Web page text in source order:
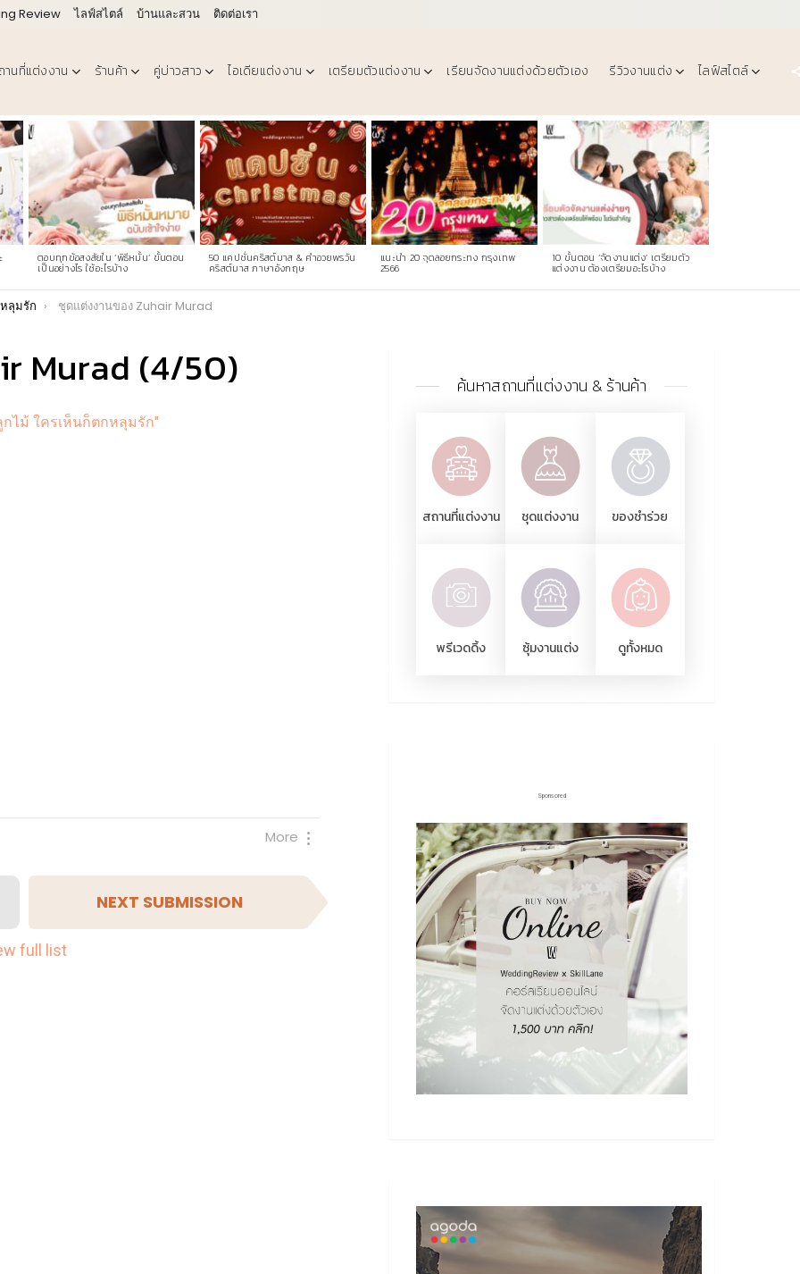
Review ไลฟ์สไตล์ บ้านและสวน ติดต่อเรา
านที่แต่งงาน ร้านค้า คู่บ่าวสาว ไอเดียแต่งงาน เตรียมตัวแต่งงาน เรียนจัดงานแต่งด้วยตัวเอง รีวิวงานแต่ง ไลฟ์สไตล์
ตอบทุกข้อสงสัยใน ‘พิธีหมั้น’ ขั้นตอน
เป็นอย่างไร ใช้อะไรบ้าง
50 แคปชั่นคริสต์มาส & คําอวยพรวัน
คริสต์มาส ภาษาอังกฤษ
แนะนำ 20 จุดลอยกระทง กรุงเทพ
2566
10 ขั้นตอน ‘จัดงานแต่ง’ เตรียมตัว
แต่งงาน ต้องเตรียมอะไรบ้าง
ลุมรัก ชุดแต่งงานของ Zuhair Murad
Murad (4/50)
ไม้ ใครเห็นก็ตกหลุมรัก"
More
NEXT SUBMISSION
full list
ค้นหาสถานที่แต่งงาน & ร้านค้า
สถานที่แต่งงาน ชุดแต่งงาน ของชำร่วย
พรีเวดดิ้ง ซุ้มงานแต่ง ดูทั้งหมด
Sponsored